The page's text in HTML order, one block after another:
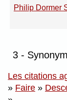
Philip Dormer
3 -
Les citations
» Faire »